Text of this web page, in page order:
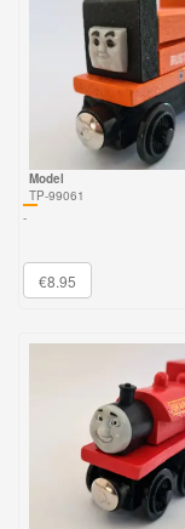
Aanbiedingen
Märklin
Treinen
Model
TP-99061
-
€8.95